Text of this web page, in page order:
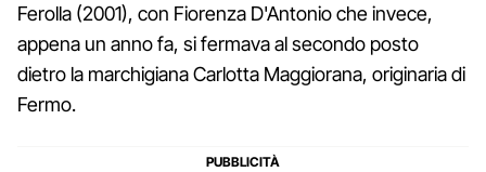
Ferolla (2001), con Fiorenza D'Antonio che invece,
appena un anno fa, si fermava al secondo posto
dietro la marchigiana Carlotta Maggiorana, originaria di
Fermo.